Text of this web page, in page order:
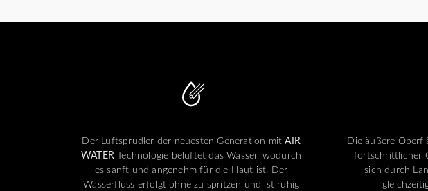
Der Luftsprudler der neuesten Generation mitAIR
WATER Technologie belüftet das Wasser, wodurch
es sanft und angenehm für die Haut ist. Der
Wasserfluss erfolgt ohne zu spritzen und ist ruhig
Die äußere
fortschrittlicher
sich durch